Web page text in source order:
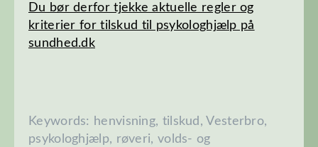
Du bør derfor tjekke aktuelle regler og
kriterier for tilskud til psykologhjælp på
sundhed.dk
Keywords: henvisning, tilskud, Vesterbro,
psykologhjælp, røveri, volds- og